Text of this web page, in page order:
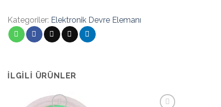
Boya
Resim
Sanatı
Etkinlik
Kategoriler: Elektronik Devre Elemanı
İLGILI ÜRÜNLER